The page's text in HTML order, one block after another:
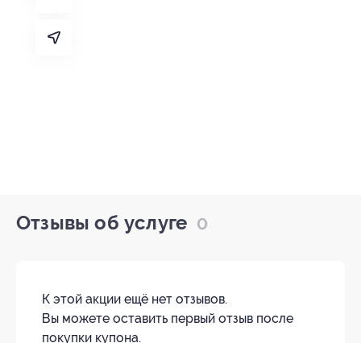
Отзывы об услуге 0
К этой акции ещё нет отзывов.
Вы можете оставить первый отзыв после
покупки купона.